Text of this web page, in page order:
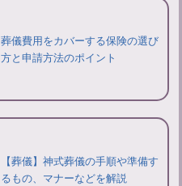
葬儀費用をカバーする保険の選び
方と申請方法のポイント
【葬儀】神式葬儀の手順や準備す
るもの、マナーなどを解説